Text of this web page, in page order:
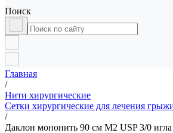
Поиск
Главная
/
Нити хирургические
Сетки хирургические для лечения
/
Даклон мононить 90 см М2 USP 3/0